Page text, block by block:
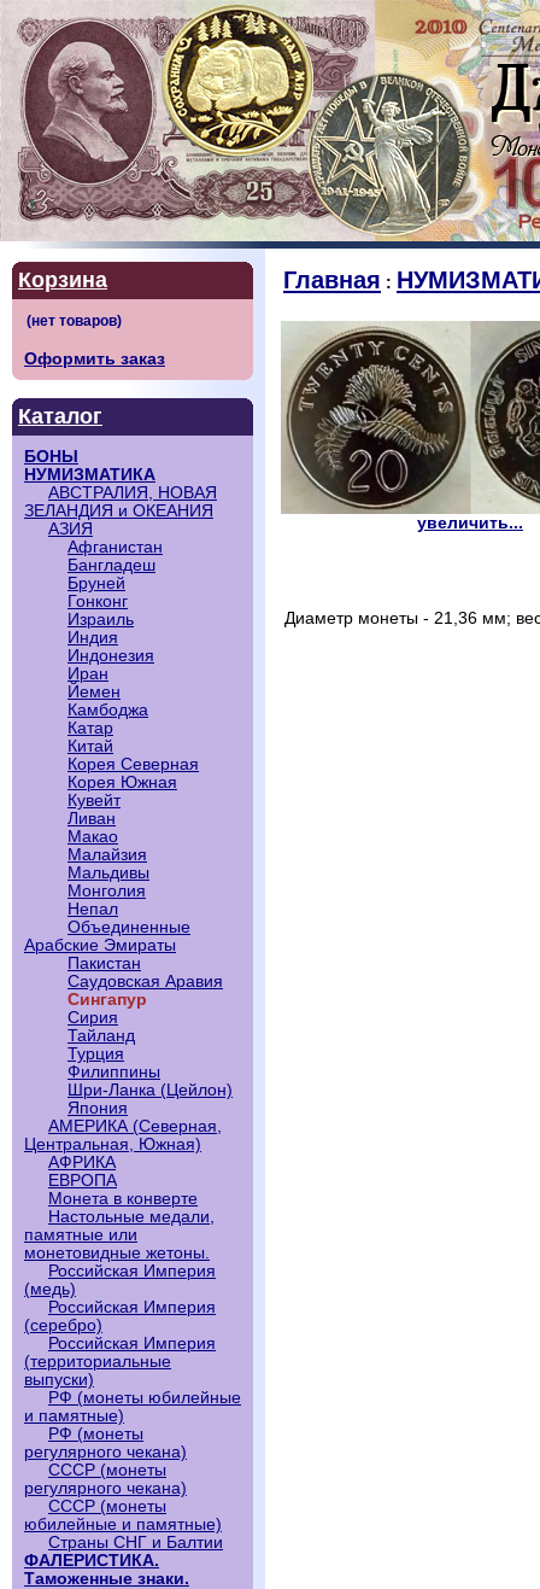
Корзина
Оформить заказ
Каталог
БОНЫ
НУМИЗМАТИКА
АВСТРАЛИЯ, НОВАЯ
ЗЕЛАНДИЯ и ОКЕАНИЯ
АЗИЯ
Афганистан
Бангладеш
Бруней
Гонконг
Израиль
Индия
Индонезия
Иран
Йемен
Камбоджа
Катар
Китай
Корея Северная
Корея Южная
Кувейт
Ливан
Макао
Малайзия
Мальдивы
Монголия
Непал
Объединенные
Арабские Эмираты
Пакистан
Саудовская Аравия
Сингапур
Сирия
Тайланд
Турция
Филиппины
Шри-Ланка (Цейлон)
Япония
АМЕРИКА (Северная,
Центральная, Южная)
АФРИКА
ЕВРОПА
Монета в конверте
Настольные медали,
памятные или
монетовидные жетоны.
Российская Империя
(медь)
Российская Империя
(серебро)
Российская Империя
(территориальные
выпуски)
РФ (монеты юбилейные
и памятные)
РФ (монеты
регулярного чекана)
СССР (монеты
регулярного чекана)
СССР (монеты
юбилейные и памятные)
Страны СНГ и Балтии
ФАЛЕРИСТИКА.
Таможенные знаки.
Главная :
увеличить...
Диаметр монеты - 21,36 мм;